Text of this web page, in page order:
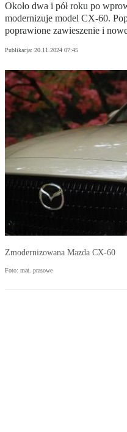
Około dwa i pół roku po
modernizuje model CX-60.
poprawione zawieszenie i
Publikacja: 20.11.2024 07:45
Zmodernizowana Mazda CX-60
Foto: mat. prasowe